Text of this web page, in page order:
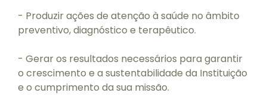
- Produzir ações de atenção à saúde no âmbito
preventivo, diagnóstico e terapêutico.
- Gerar os resultados necessários para garantir
o crescimento e a sustentabilidade da Instituição
e o cumprimento da sua missão.